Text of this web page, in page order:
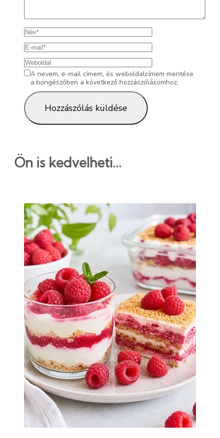
A nevem, e-mail címem, és weboldalcímem mentése
a böngészőben a következő hozzászólásomhoz.
Ön is kedvelheti...